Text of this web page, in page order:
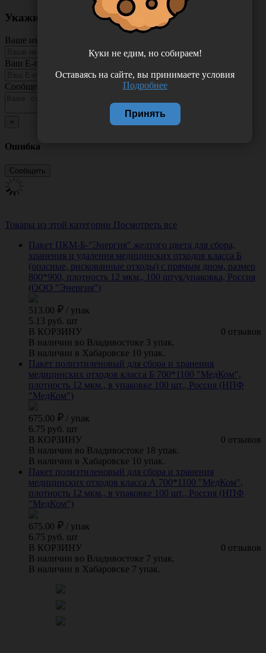
Укажите неточность в описании товара
Ваше имя
Ваш E-mail
Сообщение
×
Ошибка
Товары из этой категории Посмотреть все
Пакет ПКМ-Б-"Энергия" желтого цвета для сбора,
хранения и удаления медицинских отходов класса Б
(опасные, рискованные отходы) с прямым дном, размер
800*900, плотность 12 мкм., 100 штук/упаковка, Россия
(ООО "Энергия")
513.00 / упак
5.13 руб. шт
0 отзывов
В КОРЗИНУ
В наличии во Владивостоке 3 упак.
В наличии в Хабаровске 10 упак.
Пакет полиэтиленовый для сбора и хранения
медицинских отходов класса Б 700*1100 "МедКом",
плотность 12 мкм., в упаковке 100 шт., Россия (НПФ
"МедКом")
675.00 / упак
6.75 руб. шт
0 отзывов
В КОРЗИНУ
В наличии во Владивостоке 18 упак.
В наличии в Хабаровске 10 упак.
Пакет полиэтиленовый для сбора и хранения
медицинских отходов класса А 700*1100 "МедКом",
плотность 12 мкм., в упаковке 100 шт., Россия (НПФ
"МедКом")
675.00 / упак
6.75 руб. шт
0 отзывов
В КОРЗИНУ
В наличии во Владивостоке 7 упак.
В наличии в Хабаровске 7 упак.
Куки не едим, но собираем!
Оставаясь на сайте, вы принимаете условия
Подробнее
Принять